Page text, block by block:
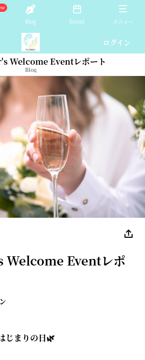
Blog Event メニュー
ログイン
Welcome Eventレポート
Blog
Welcome Eventレポ
じまりの日🌿